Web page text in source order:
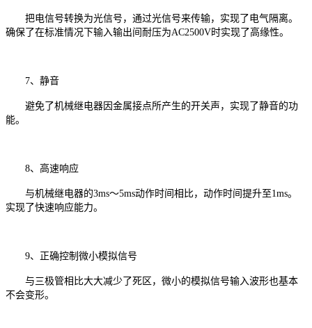
把电信号转换为光信号，通过光信号来传输，实现了电气隔离。
确保了在标准情况下输入输出间耐压为AC2500V时实现了高缘性。
7、静音
避免了机械继电器因金属接点所产生的开关声，实现了静音的功
能。
8、高速响应
与机械继电器的3ms～5ms动作时间相比，动作时间提升至1ms。
实现了快速响应能力。
9、正确控制微小模拟信号
与三极管相比大大减少了死区，微小的模拟信号输入波形也基本
不会变形。